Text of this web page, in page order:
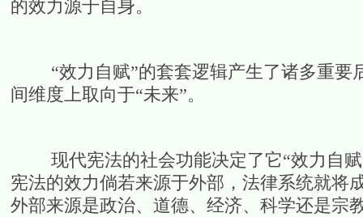
的效力源于自身。
“效力自赋”的套套逻辑产生了诸多重要
间维度上取向于“未来”。
现代宪法的社会功能决定了它“效力自赋
宪法的效力倘若来源于外部，法律系统就将
外部来源是政治、道德、经济、科学还是宗